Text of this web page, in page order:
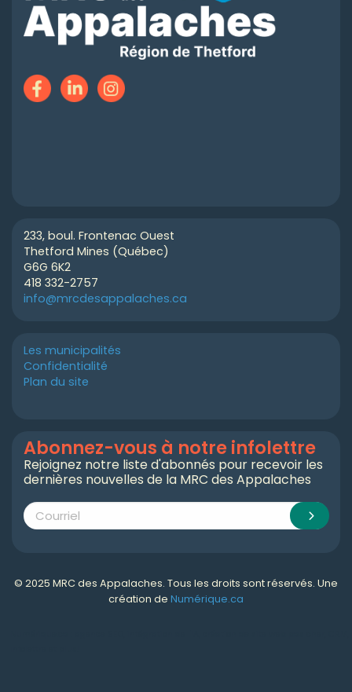
233, boul. Frontenac Ouest
Thetford Mines (Québec)
G6G 6K2
418 332-2757
info@mrcdesappalaches.ca
Les municipalités
Confidentialité
Plan du site
Abonnez-vous à notre infolettre
Rejoignez notre liste d'abonnés pour recevoir les
dernières nouvelles de la MRC des Appalaches
© 2025 MRC des Appalaches. Tous les droits sont réservés. Une
création de Numérique.ca